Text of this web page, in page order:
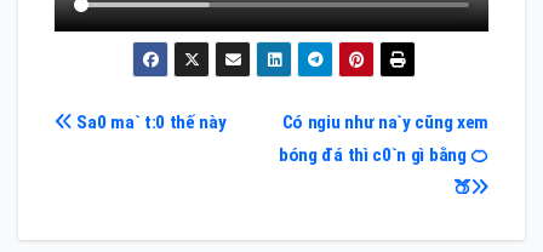
Điều
bài
Có ngiu như na`y cũng xem
bóng đá thì c0`n gì bằng 🍊
🍑
Sa0 ma` t:0 thế này